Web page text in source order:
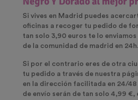
Si vives en Madrid puedes
oficinas a recoger tu pedido de
tan solo 3,90 euros te lo
de la comunidad de madrid en 24h.
Si por el contrario eres de otra
tu pedido a través de nuestra
en la dirección facilitada en 24/48
de envío serán de tan solo 4,99 €,